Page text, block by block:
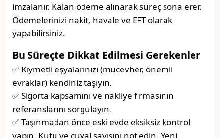
imzalanır. Kalan ödeme alınarak süreç sona erer.
Ödemelerinizi nakit, havale ve EFT olarak
yapabilirsiniz.
Bu Süreçte Dikkat Edilmesi Gerekenler
✅ Kıymetli eşyalarınızı (mücevher, önemli
evraklar) kendiniz taşıyın.
✅ Sigorta kapsamını ve nakliye firmasının
referanslarını sorgulayın.
✅ Taşınmadan önce eski evde eksiksiz kontrol
yapın. Kutu ve çuval sayısını not edin. Yeni